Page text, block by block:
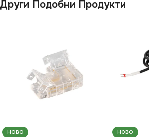
Други Подобни Продукти
НОВО НОВО